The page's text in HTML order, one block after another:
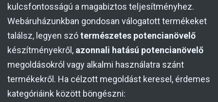
kulcsfontosságú a magabiztos teljesítményhez.
Webáruházunkban gondosan válogatott termékeket
találsz, legyen szótermészetes potencianövelő
készítményekről, azonnali hatású potencianövelő
megoldásokról vagy alkalmi használatra szánt
termékekről. Ha célzott megoldást keresel, érdemes
kategóriáink között böngészni: